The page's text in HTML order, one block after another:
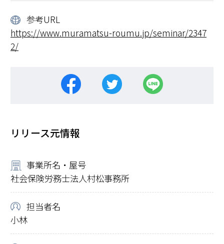
参考URL
https://www.muramatsu-roumu.jp/seminar/2347
2/
リリース元情報
事業所名・屋号
社会保険労務士法人村松事務所
担当者名
小林